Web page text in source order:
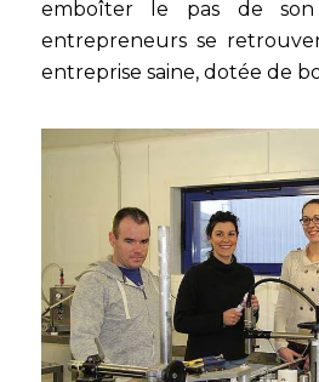
emboîter le pas de
entrepreneurs se
entreprise saine, dotée de